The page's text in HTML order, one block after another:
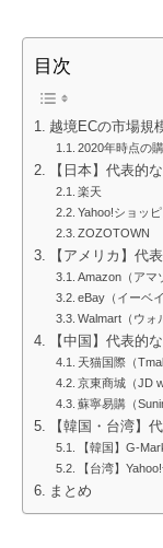
目次
越境ECの市場規
2020年時点の
【日本】代表的
楽天
Yahoo!ショッ
ZOZOTOWN
【アメリカ】代
Amazon（アマ
eBay（イーベイ
Walmart（ウォ
【中国】代表的
天猫国際（
京東商城（JD
蘇寧易購（
【韓国・台湾】
【韓国】G-
【台湾】
まとめ